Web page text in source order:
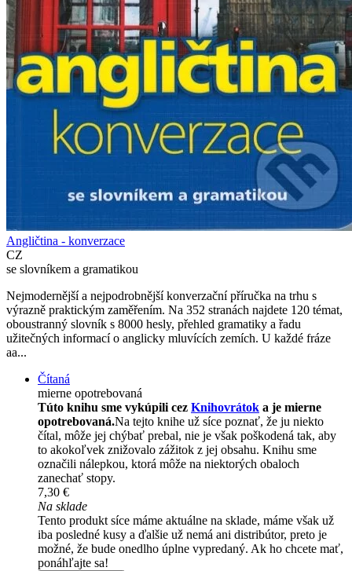
Angličtina - konverzace
CZ
se slovníkem a gramatikou
Nejmodernější a nejpodrobnější konverzační příručka na trhu s
výrazně praktickým zaměřením. Na 352 stranách najdete 120 témat,
oboustranný slovník s 8000 hesly, přehled gramatiky a řadu
užitečných informací o anglicky mluvících zemích. U každé fráze
aa...
Čítaná
mierne opotrebovaná
Túto knihu sme vykúpili cez Knihovrátok a je mierne
opotrebovaná.Na tejto knihe už síce poznať, že ju niekto
čítal, môže jej chýbať prebal, nie je však poškodená tak, aby
to akokoľvek znižovalo zážitok z jej obsahu. Knihu sme
označili nálepkou, ktorá môže na niektorých obaloch
zanechať stopy.
7,30 €
Na sklade
Tento produkt síce máme aktuálne na sklade, máme však už
iba posledné kusy a ďalšie už nemá ani distribútor, preto je
možné, že bude onedlho úplne vypredaný. Ak ho chcete mať,
ponáhľajte sa!